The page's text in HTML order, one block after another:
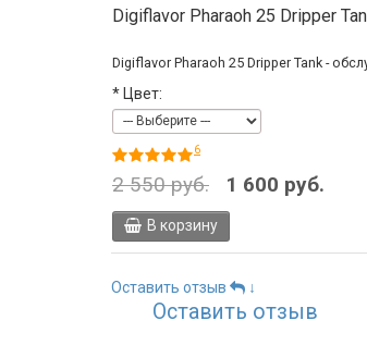
Digiflavor Pharaoh 25 Dripper
Digiflavor Pharaoh 25 Dripper Tank -
* Цвет:
6
2 550 руб. 1 600 руб.
В корзину
Оставить отзыв ↓
Оставить отзыв